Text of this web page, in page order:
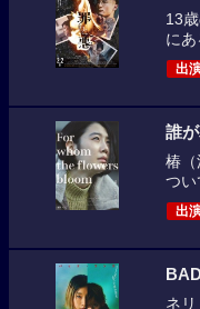
13
に
出
誰
椿（
つい
出
ネリ